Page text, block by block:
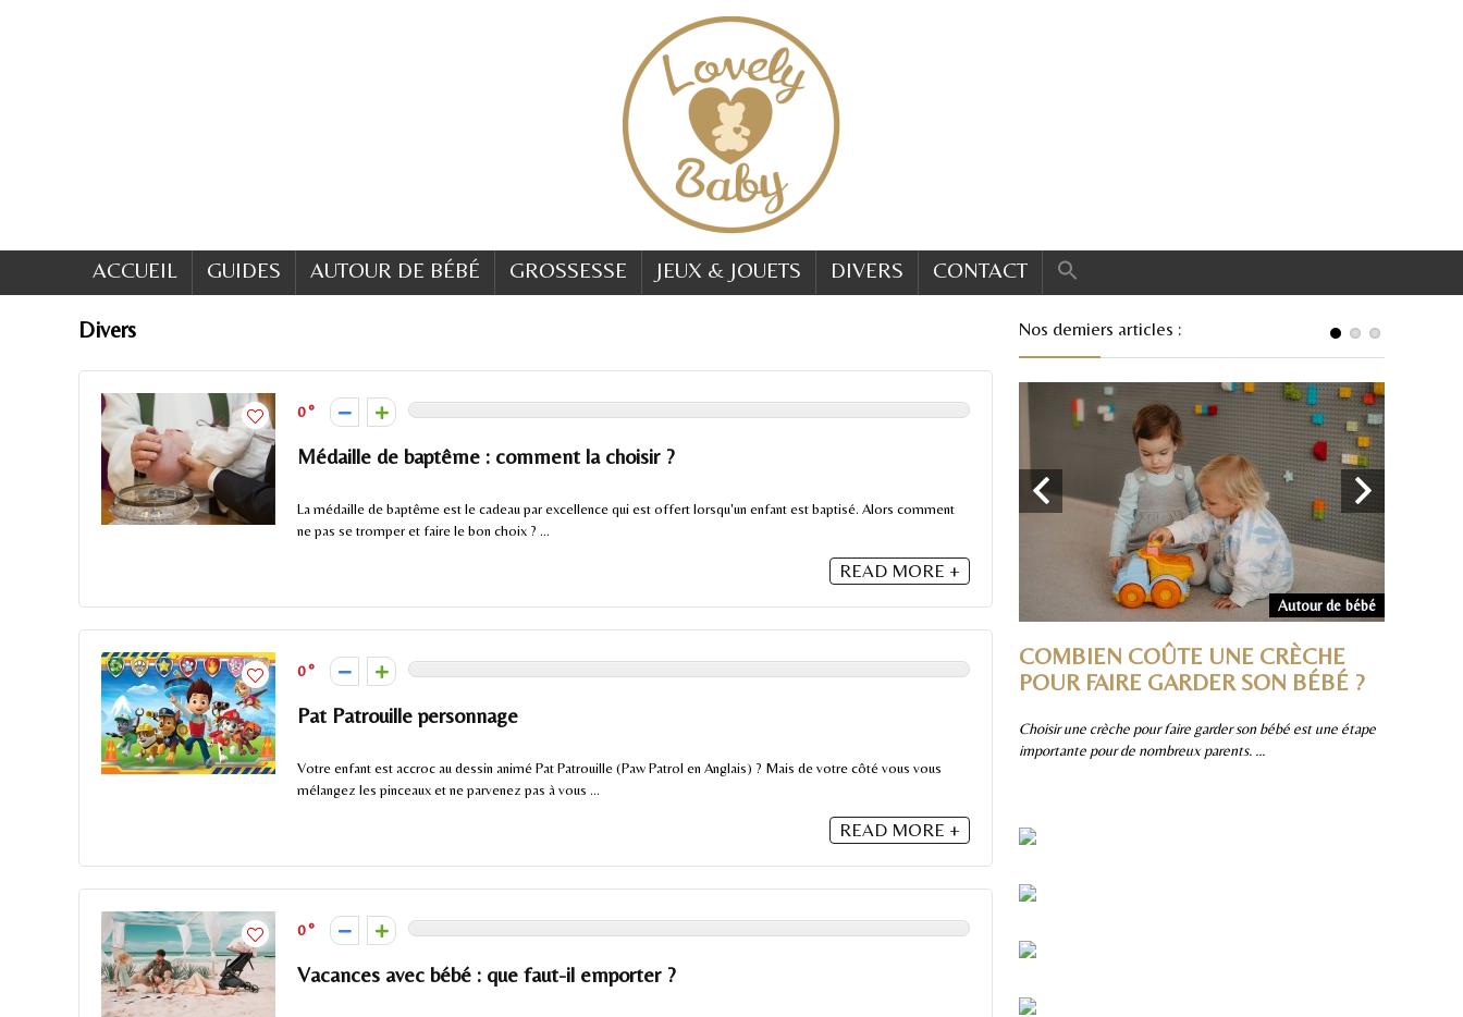
ACCUEIL GUIDES AUTOUR DE BÉBÉ GROSSESSE JEUX & JOUETS DIVERS CONTACT
Divers
0
Médaille de baptême : comment la choisir ?
La médaille de baptême est le cadeau par excellence qui est offert lorsqu'un enfant est baptisé. Alors comment
ne pas se tromper et faire le bon choix ? ...
READ MORE +
0
Pat Patrouille personnage
Votre enfant est accroc au dessin animé Pat Patrouille (Paw Patrol en Anglais) ? Mais de votre côté vous vous
mélangez les pinceaux et ne parvenez pas à vous ...
READ MORE +
0
Vacances avec bébé : que faut-il emporter ?
Nos derniers articles :
Divers
PRÉNOM MIXTE : COMMENT FAIRE
UN CHOIX À LA FOIS MODERNE ET
symbolique qu’émotionnelle. Depuis ...
Autour de bébé
COMBIEN COÛTE UNE CRÈCHE
POUR FAIRE GARDER SON BÉBÉ ?
Choisir une crèche pour faire garder son bébé est une étape
importante pour de nombreux parents. ...